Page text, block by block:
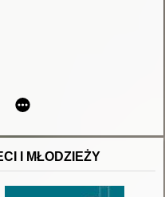
społeczna : obywatelskość,
I MŁODZIEŻY